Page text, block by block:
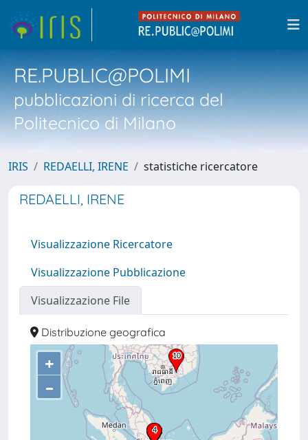
RE.PUBLIC@POLIMI
pubblicazioni di ricerca del
Politecnico di Milano
IRIS REDAELLI, IRENE statistiche ricercatore
REDAELLI, IRENE
Visualizzazione Ricercatore
Visualizzazione Pubblicazione
Visualizzazione File
Distribuzione geografica
+
–